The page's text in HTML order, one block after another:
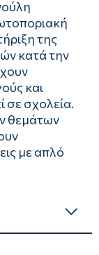
της
κατά την
και
σε σχολεία.
θεμάτων
με απλό